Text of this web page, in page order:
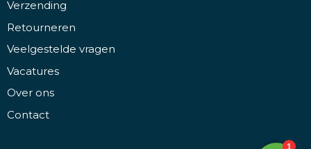
Verzending
Retourneren
Veelgestelde vragen
Vacatures
Over ons
Contact